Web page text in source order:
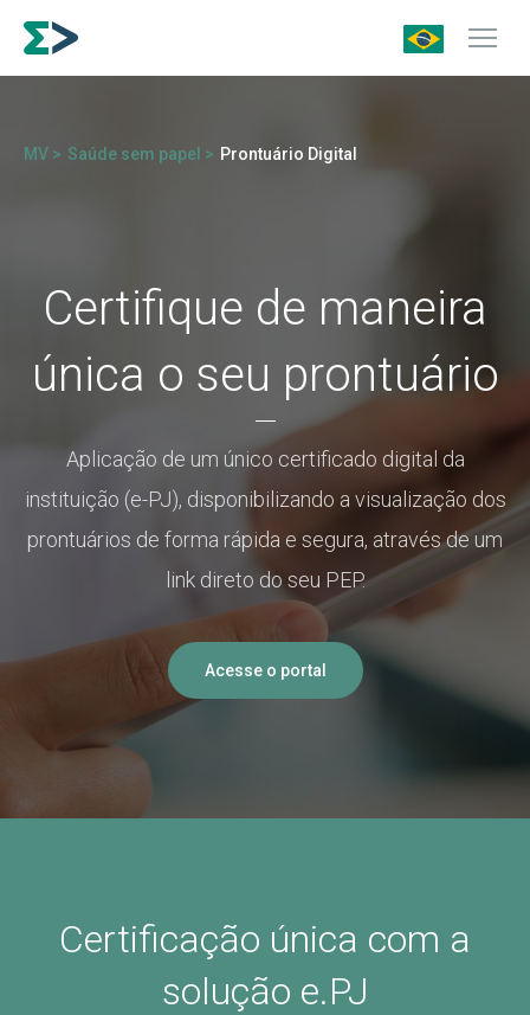
MV > Saúde sem papel > Prontuário Digital
Certifique de maneira
única o seu prontuário
Aplicação de um único certificado digital da
instituição (e-PJ), disponibilizando a visualização dos
prontuários de forma rápida e segura, através de um
link direto do seu PEP.
Acesse o portal
Certificação única com a
solução e.PJ